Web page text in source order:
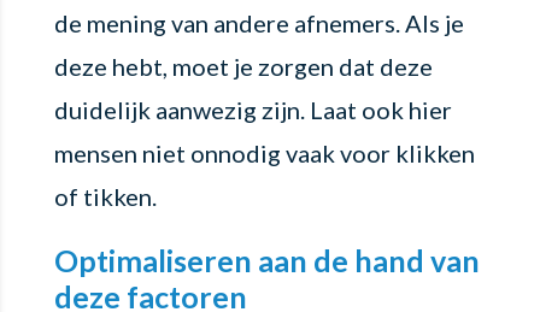
de mening van andere afnemers. Als je
deze hebt, moet je zorgen dat deze
duidelijk aanwezig zijn. Laat ook hier
mensen niet onnodig vaak voor klikken
of tikken.
Optimaliseren aan de hand van
deze factoren